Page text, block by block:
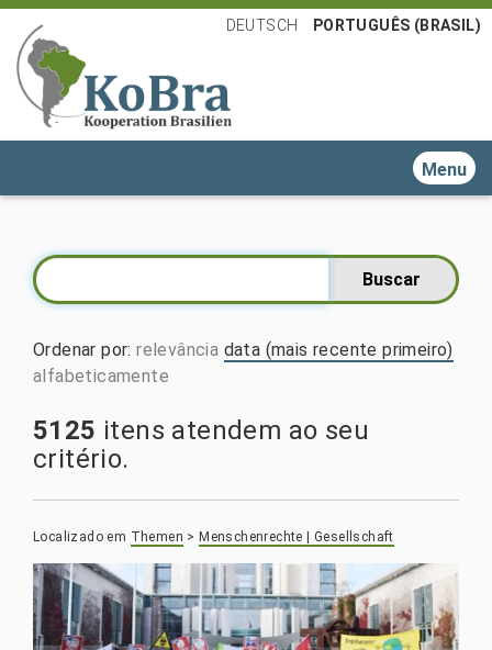
DEUTSCH PORTUGUÊS (BRASIL)
Toggle
Ordenar por:relevância data (mais recente primeiro)
alfabeticamente
5125 itens atendem ao seu
critério.
Localizado em Themen > Menschenrechte | Gesellschaft